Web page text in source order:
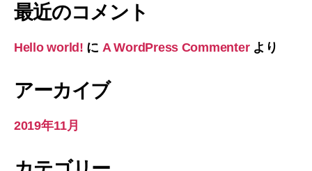
最近のコメント
Hello world! に A WordPress Commenterより
アーカイブ
2019年11月